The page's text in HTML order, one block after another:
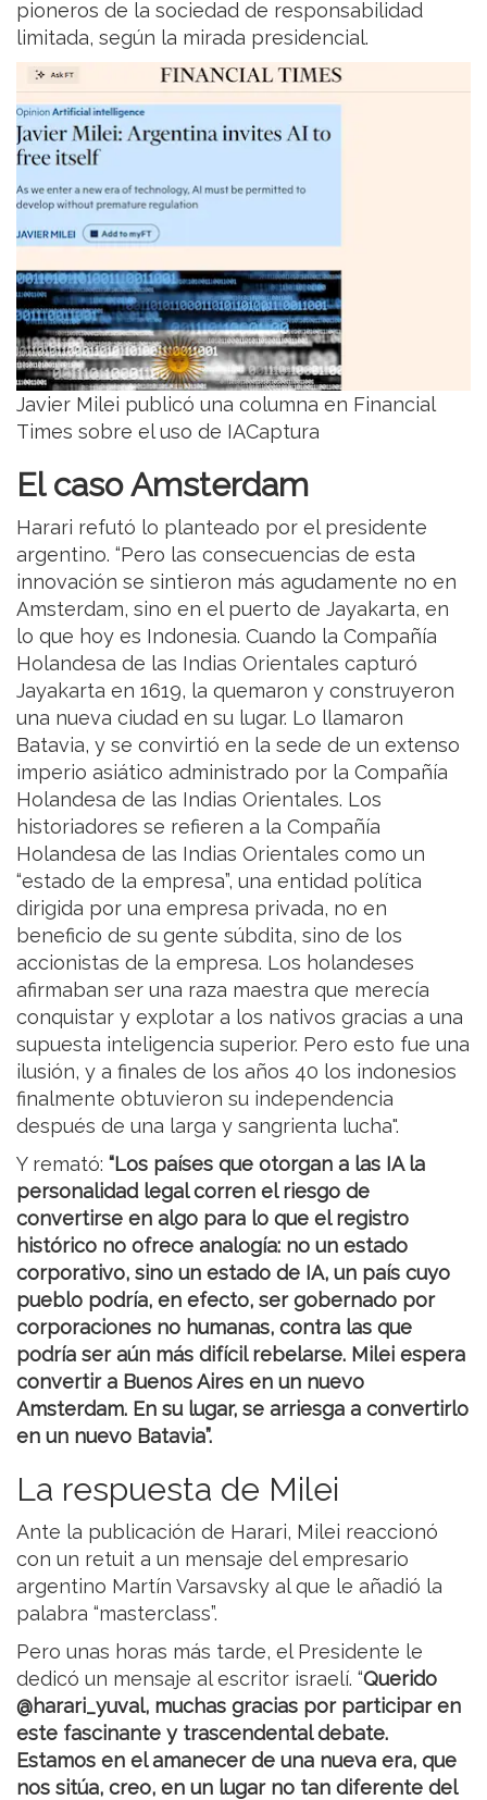
pioneros de la sociedad de responsabilidad
limitada, según la mirada presidencial.
Javier Milei publicó una columna en Financial
Times sobre el uso de IACaptura
El caso Amsterdam
Harari refutó lo planteado por el presidente
argentino. “Pero las consecuencias de esta
innovación se sintieron más agudamente no en
Amsterdam, sino en el puerto de Jayakarta, en
lo que hoy es Indonesia. Cuando la Compañía
Holandesa de las Indias Orientales capturó
Jayakarta en 1619, la quemaron y construyeron
una nueva ciudad en su lugar. Lo llamaron
Batavia, y se convirtió en la sede de un extenso
imperio asiático administrado por la Compañía
Holandesa de las Indias Orientales. Los
historiadores se refieren a la Compañía
Holandesa de las Indias Orientales como un
“estado de la empresa”, una entidad política
dirigida por una empresa privada, no en
beneficio de su gente súbdita, sino de los
accionistas de la empresa. Los holandeses
afirmaban ser una raza maestra que merecía
conquistar y explotar a los nativos gracias a una
supuesta inteligencia superior. Pero esto fue una
ilusión, y a finales de los años 40 los indonesios
finalmente obtuvieron su independencia
después de una larga y sangrienta lucha".
Y remató: “Los países que otorgan a las IA la
personalidad legal corren el riesgo de
convertirse en algo para lo que el registro
histórico no ofrece analogía: no un estado
corporativo, sino un estado de IA, un país cuyo
pueblo podría, en efecto, ser gobernado por
corporaciones no humanas, contra las que
podría ser aún más difícil rebelarse. Milei espera
convertir a Buenos Aires en un nuevo
Amsterdam. En su lugar, se arriesga a convertirlo
en un nuevo Batavia”.
La respuesta de Milei
Ante la publicación de Harari, Milei reaccionó
con un retuit a un mensaje del empresario
argentino Martín Varsavsky al que le añadió la
palabra “masterclass”.
Pero unas horas más tarde, el Presidente le
dedicó un mensaje al escritor israelí. “Querido
@harari_yuval, muchas gracias por participar en
este fascinante y trascendental debate.
Estamos en el amanecer de una nueva era, que
nos sitúa, creo, en un lugar no tan diferente del